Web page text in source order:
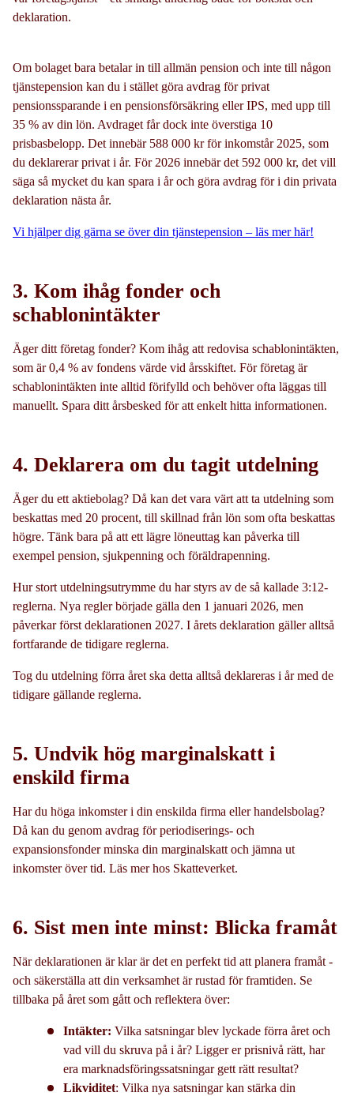
deklaration.
Om bolaget bara betalar in till allmän pension och inte till någon
tjänstepension kan du i stället göra avdrag för privat
pensionssparande i en pensionsförsäkring eller IPS, med upp till
35 % av din lön. Avdraget får dock inte överstiga 10
prisbasbelopp. Det innebär 588 000 kr för inkomstår 2025, som
du deklarerar privat i år. För 2026 innebär det 592 000 kr, det vill
säga så mycket du kan spara i år och göra avdrag för i din privata
deklaration nästa år.
Vi hjälper dig gärna se över din tjänstepension – läs mer här!
3. Kom ihåg fonder och
schablonintäkter
Äger ditt företag fonder? Kom ihåg att redovisa schablonintäkten,
som är 0,4 % av fondens värde vid årsskiftet. För företag är
schablonintäkten inte alltid förifylld och behöver ofta läggas till
manuellt. Spara ditt årsbesked för att enkelt hitta informationen.
4. Deklarera om du tagit utdelning
Äger du ett aktiebolag? Då kan det vara värt att ta utdelning som
beskattas med 20 procent, till skillnad från lön som ofta beskattas
högre. Tänk bara på att ett lägre löneuttag kan påverka till
exempel pension, sjukpenning och föräldrapenning.
Hur stort utdelningsutrymme du har styrs av de så kallade 3:12-
reglerna. Nya regler började gälla den 1 januari 2026, men
påverkar först deklarationen 2027. I årets deklaration gäller alltså
fortfarande de tidigare reglerna.
Tog du utdelning förra året ska detta alltså deklareras i år med de
tidigare gällande reglerna.
5. Undvik hög marginalskatt i
enskild firma
Har du höga inkomster i din enskilda firma eller handelsbolag?
Då kan du genom avdrag för periodiserings- och
expansionsfonder minska din marginalskatt och jämna ut
inkomster över tid. Läs mer hos Skatteverket.
6. Sist men inte minst: Blicka framåt
När deklarationen är klar är det en perfekt tid att planera framåt -
och säkerställa att din verksamhet är rustad för framtiden. Se
tillbaka på året som gått och reflektera över:
Intäkter: Vilka satsningar blev lyckade förra året och
vad vill du skruva på i år? Ligger er prisnivå rätt, har
era marknadsföringssatsningar gett rätt resultat?
Likviditet: Vilka nya satsningar kan stärka din